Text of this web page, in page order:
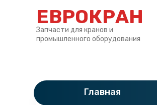
ЕВРОКРАН
Запчасти для кранов и
промышленного оборудования
Главная
Категории